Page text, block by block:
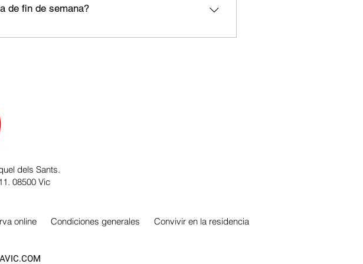
proceso
de fin de semana?
durante el curso académico. No se
dels Sants.
08500 Vic
online Condiciones generales Convivir en la residencia